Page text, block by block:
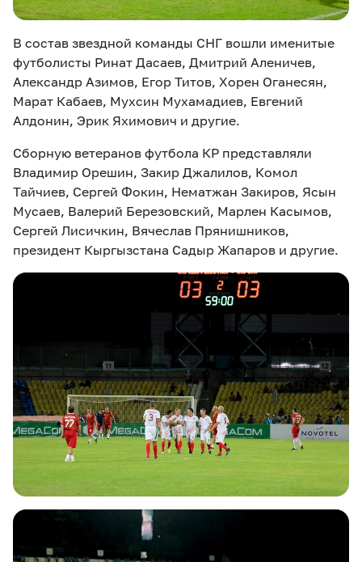
В состав звездной команды СНГ вошли именитые
футболисты Ринат Дасаев, Дмитрий Аленичев,
Александр Азимов, Егор Титов, Хорен Оганесян,
Марат Кабаев, Мухсин Мухамадиев, Евгений
Алдонин, Эрик Яхимович и другие.
Сборную ветеранов футбола КР представляли
Владимир Орешин, Закир Джалилов, Комол
Тайчиев, Сергей Фокин, Нематжан Закиров, Ясын
Мусаев, Валерий Березовский, Марлен Касымов,
Сергей Лисичкин, Вячеслав Прянишников,
президент Кыргызстана Садыр Жапаров и другие.